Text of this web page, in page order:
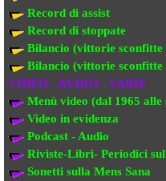
Record di assist
Record di stoppate
Bilancio (vittorie sconfitte
Bilancio (vittorie sconfitte
VIDEO - AUDIO - VARIE
Menù video (dal 1965 alle
Video in evidenza
Podcast - Audio
Riviste-Libri- Periodici
Sonetti sulla Mens Sana